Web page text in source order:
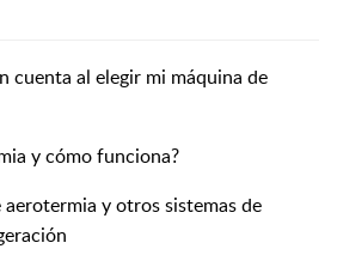
cuenta al elegir mi máquina de
y cómo funciona?
y otros sistemas de